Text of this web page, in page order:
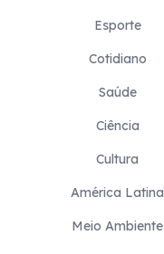
Esporte
Cotidiano
Saúde
Ciência
Cultura
América Latina
Meio Ambiente